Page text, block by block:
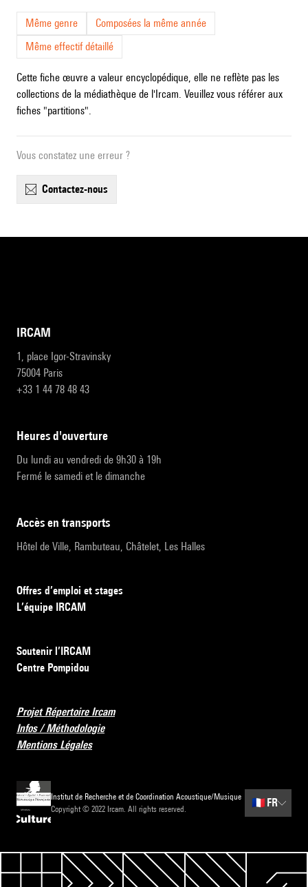
Même genre
Composées la même année
Même effectif détaillé
Cette fiche œuvre a valeur encyclopédique, elle ne reflète pas les
collections de la médiathèque de l'Ircam. Veuillez vous référer aux
fiches "partitions".
Vous constatez une erreur ?
contactez-nous
IRCAM
1, place Igor-Stravinsky
75004 Paris
+33 1 44 78 48 43
heures d'ouverture
Du lundi au vendredi de 9h30 à 19h
Fermé le samedi et le dimanche
accès en transports
Hôtel de Ville, Rambuteau, Châtelet, Les Halles
Offres d’emploi et stages
L’équipe IRCAM
Soutenir l’IRCAM
Centre Pompidou
Projet Répertoire Ircam
Infos / Méthodologie
Mentions Légales
Institut de Recherche et de Coordination Acoustique/Musique
Copyright © 2022 Ircam. All rights reserved.
🇫🇷 FR